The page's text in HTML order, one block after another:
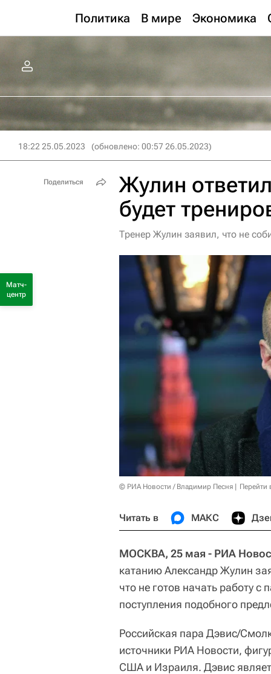
Политика В мире Экономика
18:22 25.05.2023 (обновлено: 00:57 26.05.2023)
Жулин
будет
Тренер Жулин заявил, что не
© РИА Новости / Владимир Песня Перейти
Читать в МАКС
МОСКВА, 25 мая - РИА
катанию Александр Жулин
что не готов начать работу
поступления подобного
Российская пара Дэвис/
источники РИА Новости,
США и Израиля. Дэвис
Поделиться
Матч-
центр